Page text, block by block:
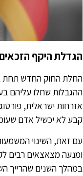
הגדלת היקף
החלת החוק החדש תחת
ההגבלות שחלו עליהם
אזרחות ישראלית,
קבע לא יכשיל אדם
עם זאת, השינוי
ומנעה מצאצאים רבים
במהלך השנים שהרייך